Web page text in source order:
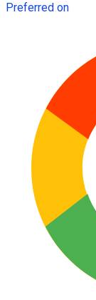
Preferred on